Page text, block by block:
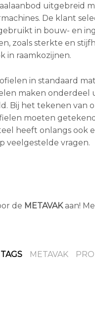
uitgebreid
De klant
in bouw- en
zoals sterkte en
in raamkozijnen.
in standaard
maken
Bij het tekenen
moeten
heeft onlangs
veelgestelde vragen.
de METAVAKaan!
TAGS METAVAK